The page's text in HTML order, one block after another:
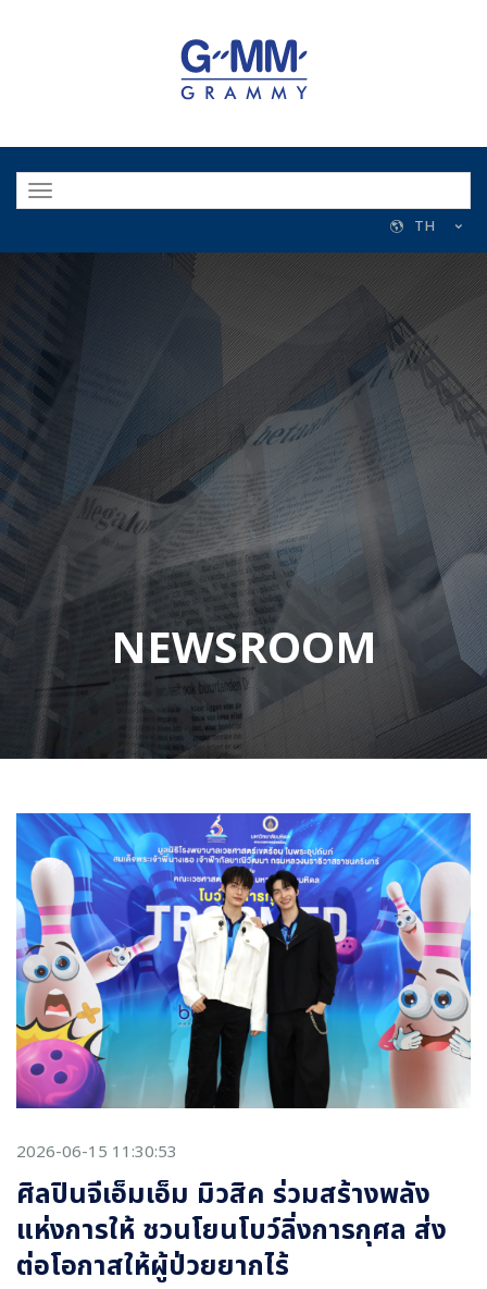
TH
NEWSROOM
2026-06-15 11:30:53
ศิลปินจีเอ็มเอ็ม มิวสิค ร่วมสร้างพลัง
แห่งการให้ ชวนโยนโบว์ลิ่งการกุศล ส่ง
ต่อโอกาสให้ผู้ป่วยยากไร้